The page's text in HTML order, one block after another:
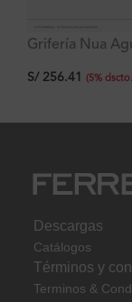
Grifería Nua
con pico flex
S/ 256.41 (5% dscto.
Descargas
Catálogos
Términos y
Terminos &